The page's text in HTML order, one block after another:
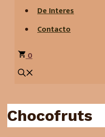
De Interes
Contacto
0
Chocofruts